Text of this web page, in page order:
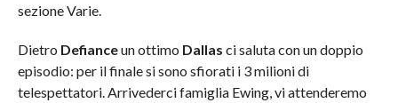
sezione Varie.
Dietro Defianceun ottimo Dallas ci saluta con un doppio
episodio: per il finale si sono sfiorati i 3 milioni di
telespettatori. Arrivederci famiglia Ewing, vi attenderemo